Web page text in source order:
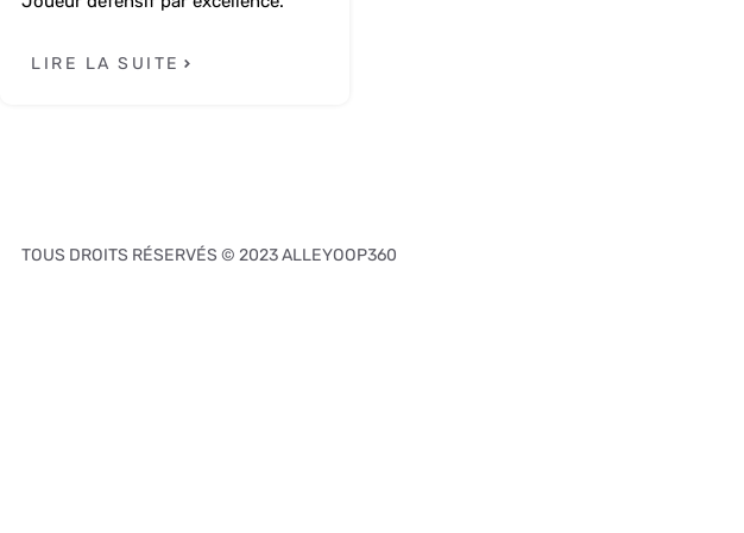
LIRE LA SUITE
TOUS DROITS RÉSERVÉS © 2023 ALLEYOOP360